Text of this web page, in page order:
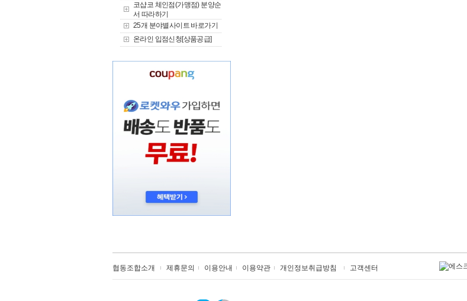
코샵코 체인점(가맹점) 분양순
서 따라하기
25개 분야별사이트 바로가기
온라인 입점신청[상품공급]
협동조합소개 제휴문의 이용안내 이용약관 개인정보취급방침 고객센터